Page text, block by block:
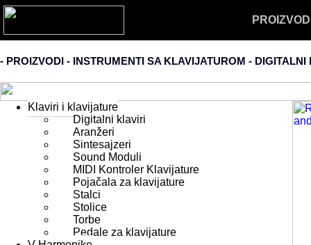
- PROIZVODI - INSTRUMENTI SA KLAVIJATUROM - DIGITALNI
Klaviri i klavijature
Digitalni klaviri
Aranžeri
Sintesajzeri
Sound Moduli
MIDI Kontroler Klavijature
Pojačala za klavijature
Stalci
Stolice
Torbe
Pedale za klavijature